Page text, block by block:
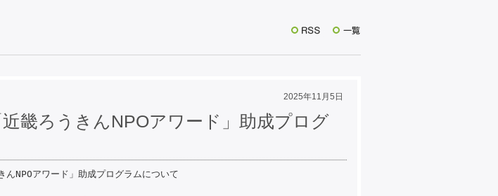
2025年11月5日
畿ろうきんNPOアワード」助成プログ
んNPOアワード」助成プログラムについて